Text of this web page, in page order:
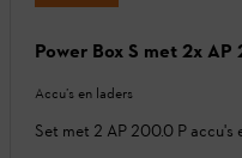
Power Box S met 2x
Accu’s en laders
Set met 2 AP 200.0 P accu's